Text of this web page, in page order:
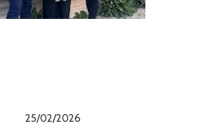
25/02/2026